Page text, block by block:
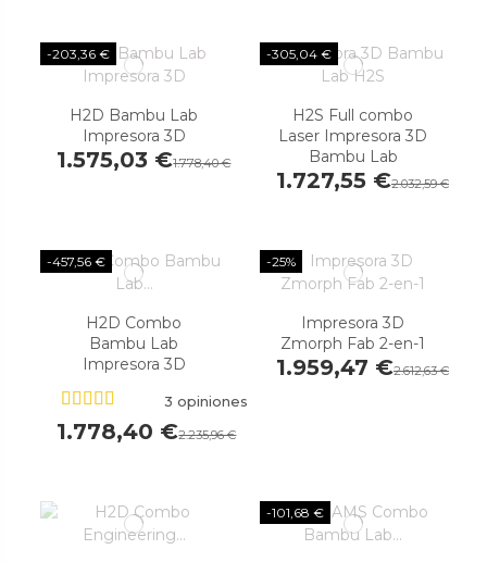
-203,36 €
H2D Bambu Lab
Impresora 3D
1.575,03 €1.778,40 €
-305,04 €
H2S Full combo
Laser Impresora 3D
Bambu Lab
1.727,55 €2.032,59 €
-457,56 €
H2D Combo
Bambu Lab
Impresora 3D
3 opiniones
1.778,40 €2.235,96 €
-25%
Impresora 3D
Zmorph Fab 2-en-1
1.959,47 €2.612,63 €
-101,68 €